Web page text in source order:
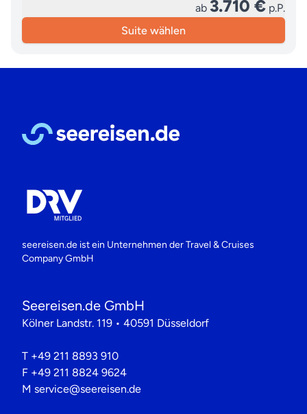
ab 3.710 € p.P.
Suite wählen
seereisen.de ist ein Unternehmen derTravel & Cruises
Company GmbH
Seereisen.de GmbH
Kölner Landstr. 119 • 40591 Düsseldorf
T +49 211 8893 910
F +49 211 8824 9624
M service@seereisen.de